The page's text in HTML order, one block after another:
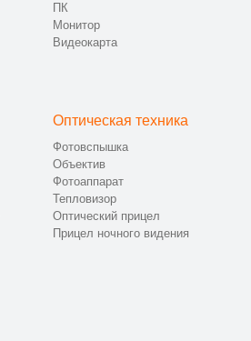
ПК
Монитор
Видеокарта
Оптическая техника
Фотовспышка
Объектив
Фотоаппарат
Тепловизор
Оптический прицел
Прицел ночного видения